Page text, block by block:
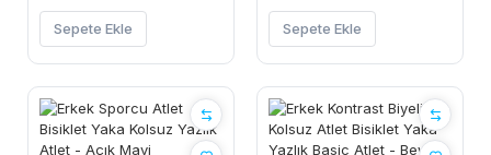
Sepete Ekle Sepete Ekle